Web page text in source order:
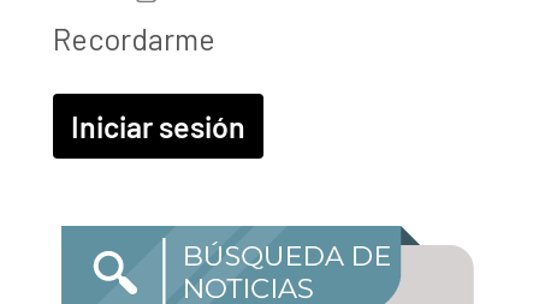
Recordarme